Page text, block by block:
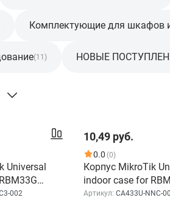
Комплектующие для шкафов
(11) НОВЫЕ
Universal
с
002
10,49 руб.
0.0 (0)
Корпус MikroTik
indoor case for
пакета с
Артикул: CA433U-NNC-